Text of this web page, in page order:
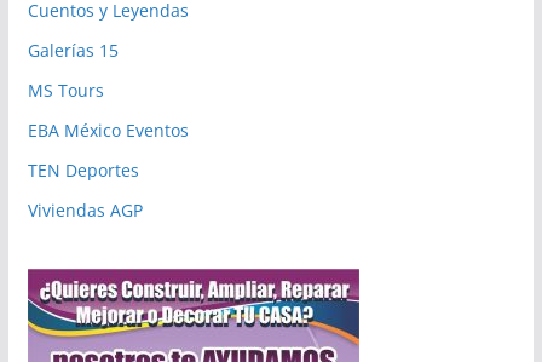
Cuentos y Leyendas
Galerías 15
MS Tours
EBA México Eventos
TEN Deportes
Viviendas AGP